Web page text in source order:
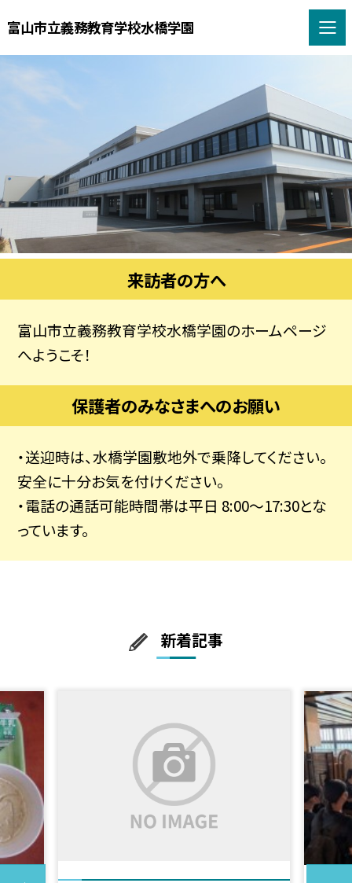
富山市立義務教育学校水橋学園
来訪者の方へ
富山市立義務教育学校水橋学園のホームページ
へようこそ！
保護者のみなさまへのお願い
・送迎時は、水橋学園敷地外で乗降してください。
安全に十分お気を付けください。
・電話の通話可能時間帯は平日 8:00～17:30とな
っています。
新着記事